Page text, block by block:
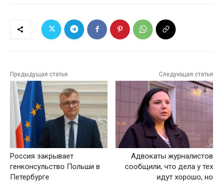
Предыдущая статья
Россия закрывает
генконсульство Польши в
Петербурге
Следующая статья
Адвокаты журналистов
сообщили, что дела у тех
идут хорошо, но